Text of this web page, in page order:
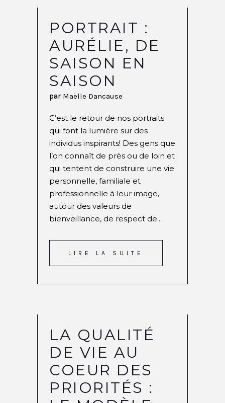
PORTRAIT :
AURÉLIE, DE
SAISON EN
SAISON
par Maëlle Dancause
C’est le retour de nos portraits
qui font la lumière sur des
individus inspirants! Des gens que
l’on connaît de près ou de loin et
qui tentent de construire une vie
personnelle, familiale et
professionnelle à leur image,
autour des valeurs de
bienveillance, de respect de...
LIRE LA SUITE
LA QUALITÉ
DE VIE AU
COEUR DES
PRIORITÉS :